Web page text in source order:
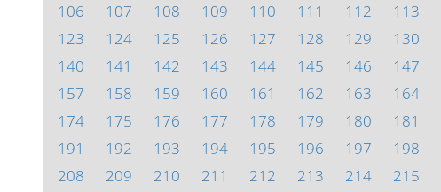
106
107 108 109 110 111 112 113
123
124 125 126 127 128 129 130
140
141 142 143 144 145 146 147
157
158 159 160 161 162 163 164
174
175 176 177 178 179 180 181
191
192 193 194 195 196 197 198
208
209 210 211 212 213 214 215